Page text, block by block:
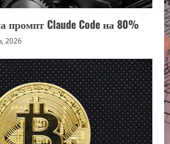
промпт Claude Code на 80%
2026